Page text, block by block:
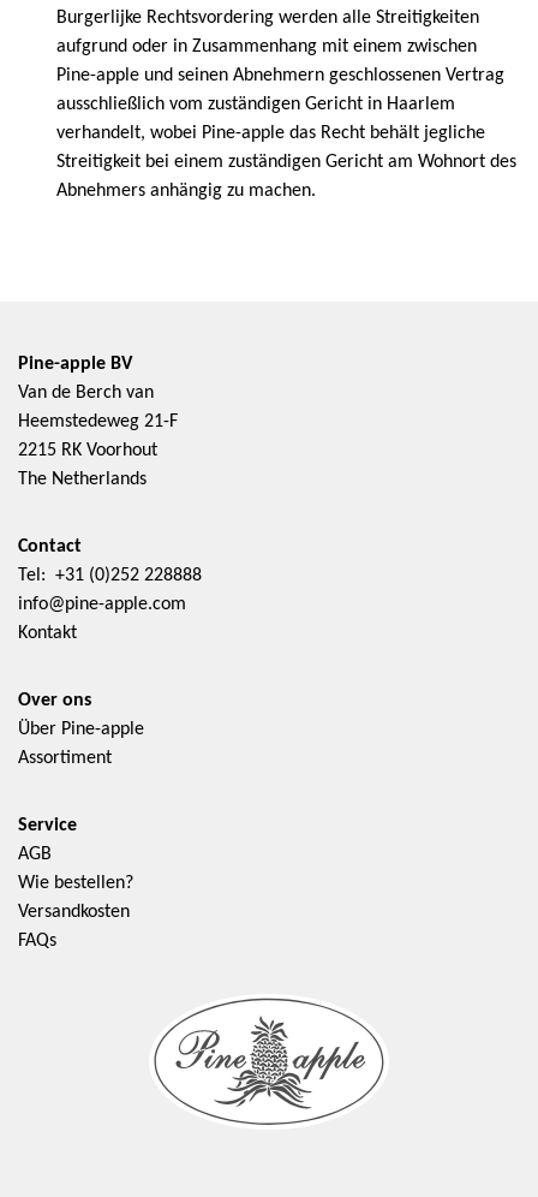
Burgerlijke Rechtsvordering werden alle Streitigkeiten
aufgrund oder in Zusammenhang mit einem zwischen
Pine-apple und seinen Abnehmern geschlossenen Vertrag
ausschließlich vom zuständigen Gericht in Haarlem
verhandelt, wobei Pine-apple das Recht behält jegliche
Streitigkeit bei einem zuständigen Gericht am Wohnort des
Abnehmers anhängig zu machen.
Pine-apple BV
Van de Berch van
Heemstedeweg 21-F
2215 RK Voorhout
The Netherlands
Contact
Tel: +31 (0)252 228888
info@pine-apple.com
Kontakt
Over ons
Über Pine-apple
Assortiment
Service
AGB
Wie bestellen?
Versandkosten
FAQs